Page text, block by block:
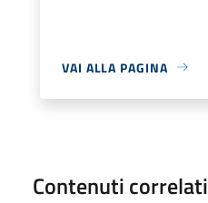
VAI ALLA PAGINA
Contenuti correlati